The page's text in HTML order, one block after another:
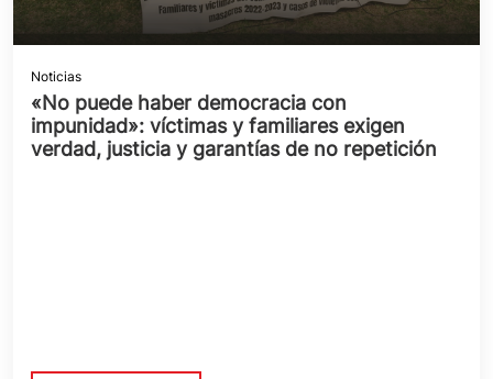
Noticias
«No puede haber democracia con
impunidad»: víctimas y familiares exigen
verdad, justicia y garantías de no repetición